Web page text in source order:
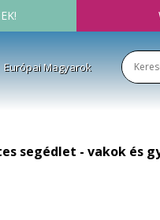
Európai Magyarok
segédlet - vakok és